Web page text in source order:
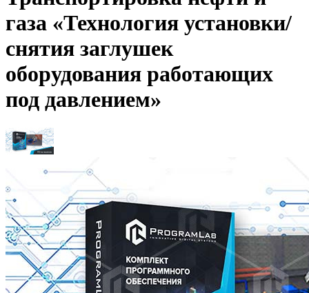
газа «Технология установки/
снятия заглушек
оборудования работающих
под давлением»